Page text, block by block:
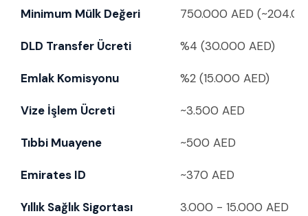
Minimum Mülk Değeri 750.000 AED
DLD Transfer Ücreti %4 (30.000 AED)
Emlak Komisyonu %2 (15.000 AED)
Vize İşlem Ücreti ~3.500 AED
Tıbbi Muayene ~500 AED
Emirates ID ~370 AED
Yıllık Sağlık Sigortası 3.000 - 15.000 AED